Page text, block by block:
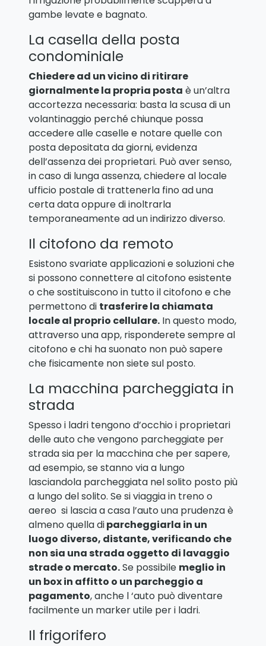
gambe levate e bagnato.
La casella della posta
condominiale
Chiedere ad un vicino di ritirare
giornalmente la propria posta è un’altra
accortezza necessaria: basta la scusa di un
volantinaggio perché chiunque possa
accedere alle caselle e notare quelle con
posta depositata da giorni, evidenza
dell’assenza dei proprietari. Può aver senso,
in caso di lunga assenza, chiedere al locale
ufficio postale di trattenerla fino ad una
certa data oppure di inoltrarla
temporaneamente ad un indirizzo diverso.
Il citofono da remoto
Esistono svariate applicazioni e soluzioni che
si possono connettere al citofono esistente
o che sostituiscono in tutto il citofono e che
permettono di trasferire la chiamata
locale al proprio cellulare. In questo modo,
attraverso una app, risponderete sempre al
citofono e chi ha suonato non può sapere
che fisicamente non siete sul posto.
La macchina parcheggiata in
strada
Spesso i ladri tengono d’occhio i proprietari
delle auto che vengono parcheggiate per
strada sia per la macchina che per sapere,
ad esempio, se stanno via a lungo
lasciandola parcheggiata nel solito posto più
a lungo del solito. Se si viaggia in treno o
aereo si lascia a casa l’auto una prudenza è
almeno quella diparcheggiarla in un
luogo diverso, distante, verificando che
non sia una strada oggetto di lavaggio
strade o mercato.Se possibile meglio in
un box in affitto o un parcheggio a
pagamento, anche l ‘auto può diventare
facilmente un marker utile per i ladri.
Il frigorifero